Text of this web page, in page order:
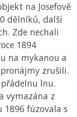
na Josefově
dělníků, další
Zde nechali
1894
na mykanou a
zrušili.
lnu.
vymazána z
fúzovala s